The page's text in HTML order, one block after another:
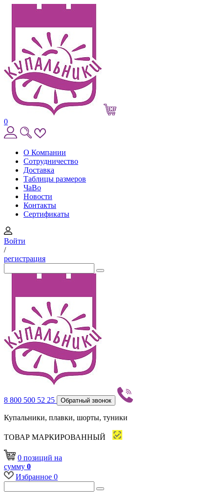
0
О Компании
Сотрудничество
Доставка
Таблицы размеров
ЧаВо
Новости
Контакты
Сертификаты
Войти
/
регистрация
8 800 500 52 25 Обратный звонок
Купальники, плавки, шорты, туники
ТОВАР МАРКИРОВАННЫЙ
0 позиций на
сумму 0
Избранное 0